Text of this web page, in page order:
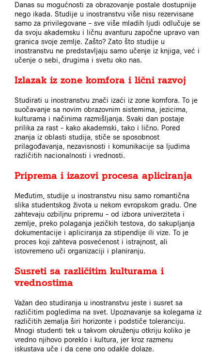
Danas su mogućnosti za obrazovanje postale dostupnije
nego ikada. Studije u inostranstvu više nisu rezervisane
samo za privilegovane – sve više mladih ljudi odlučuje se
da svoju akademsku i ličnu avanturu započne upravo van
granica svoje zemlje. Zašto? Zato što studije u
inostranstvu ne predstavljaju samo učenje iz knjiga, već i
učenje o sebi, drugima i svetu oko nas.
Izlazak iz zone komfora i lični razvoj
Studirati u inostranstvu znači izaći iz zone komfora. To je
suočavanje sa novim obrazovnim sistemima, jezicima,
kulturama i načinima razmišljanja. Svaki dan postaje
prilika za rast – kako akademski, tako i lično. Pored
znanja iz oblasti studija, stiče se sposobnost
prilagođavanja, nezavisnosti i komunikacije sa ljudima
različitih nacionalnosti i vrednosti.
Priprema i izazovi procesa apliciranja
Međutim, studije u inostranstvu nisu samo romantična
slika studentskog života u nekom evropskom gradu. One
zahtevaju ozbiljnu pripremu – od izbora univerziteta i
zemlje, preko polaganja jezičkih testova, do sakupljanja
dokumentacije i apliciranja za stipendije ili vize. To je
proces koji zahteva posvećenost i istrajnost, ali
istovremeno uči organizaciji i planiranju.
Susreti sa različitim kulturama i
vrednostima
Važan deo studiranja u inostranstvu jeste i susret sa
različitim pogledima na svet. Upoznavanje sa kolegama iz
različitih zemalja širi horizonte i podstiče toleranciju.
Mnogi studenti tek u takvom okruženju otkriju koliko je
vredno njihovo poreklo i kultura, jer kroz razmenu
iskustava uče i da cene ono odakle dolaze.